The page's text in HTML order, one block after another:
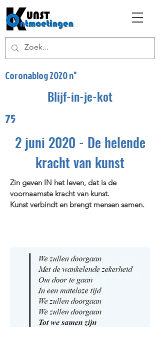
Coronablog 2020 n°
Blijf-in-je-kot
75
2 juni 2020 - De helende
kracht van kunst
Zin geven IN het leven, dat is de
voornaamste kracht van kunst.
Kunst verbindt en brengt mensen samen.